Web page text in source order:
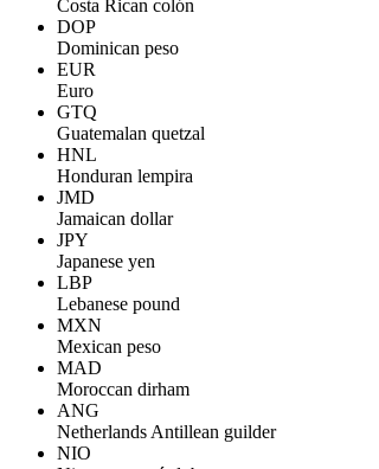
Costa Rican colón
DOP
Dominican peso
EUR
Euro
GTQ
Guatemalan quetzal
HNL
Honduran lempira
JMD
Jamaican dollar
JPY
Japanese yen
LBP
Lebanese pound
MXN
Mexican peso
MAD
Moroccan dirham
ANG
Netherlands Antillean guilder
NIO